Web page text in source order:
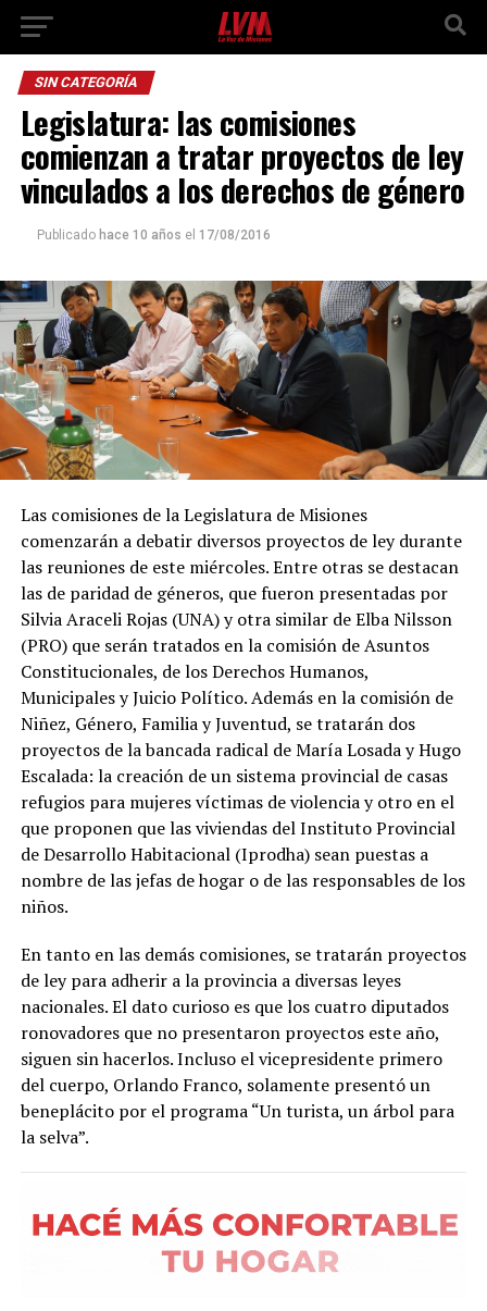
SIN CATEGORÍA
Legislatura: las comisiones
comienzan a tratar proyectos de ley
vinculados a los derechos de género
Publicado hace 10 años el 17/08/2016
Las comisiones de la Legislatura de Misiones
comenzarán a debatir diversos proyectos de ley durante
las reuniones de este miércoles. Entre otras se destacan
las de paridad de géneros, que fueron presentadas por
Silvia Araceli Rojas (UNA) y otra similar de Elba Nilsson
(PRO) que serán tratados en la comisión de Asuntos
Constitucionales, de los Derechos Humanos,
Municipales y Juicio Político. Además en la comisión de
Niñez, Género, Familia y Juventud, se tratarán dos
proyectos de la bancada radical de María Losada y Hugo
Escalada: la creación de un sistema provincial de casas
refugios para mujeres víctimas de violencia y otro en el
que proponen que las viviendas del Instituto Provincial
de Desarrollo Habitacional (Iprodha) sean puestas a
nombre de las jefas de hogar o de las responsables de los
niños.
En tanto en las demás comisiones, se tratarán proyectos
de ley para adherir a la provincia a diversas leyes
nacionales. El dato curioso es que los cuatro diputados
ronovadores que no presentaron proyectos este año,
siguen sin hacerlos. Incluso el vicepresidente primero
del cuerpo, Orlando Franco, solamente presentó un
beneplácito por el programa “Un turista, un árbol para
la selva”.